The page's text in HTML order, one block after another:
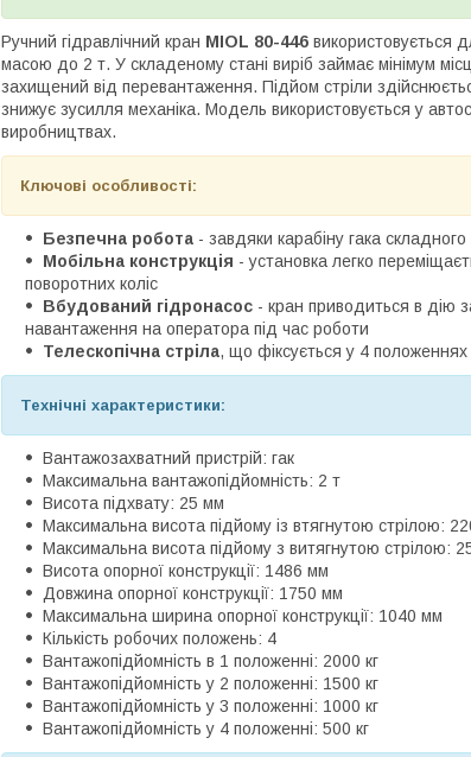
Ручний гідравлічний кран MIOL 80-446 використовується
масою до 2 т. У складеному стані виріб займає мінімум
захищений від перевантаження. Підйом стріли
знижує зусилля механіка. Модель використовується у
виробництвах.
Ключові особливості:
Безпечна робота - завдяки карабіну гака
Мобільна конструкція - установка легко
поворотних коліс
Вбудований гідронасос - кран приводиться в дію
навантаження на оператора під час роботи
Телескопічна стріла, що фіксується у 4 положеннях
Технічні характеристики:
Вантажозахватний пристрій: гак
Максимальна вантажопідйомність: 2 т
Висота підхвату: 25 мм
Максимальна висота підйому із втягнутою стрілою:
Максимальна висота підйому з витягнутою стрілою:
Висота опорної конструкції: 1486 мм
Довжина опорної конструкції: 1750 мм
Максимальна ширина опорної конструкції: 1040 мм
Кількість робочих положень: 4
Вантажопідйомність в 1 положенні: 2000 кг
Вантажопідйомність у 2 положенні: 1500 кг
Вантажопідйомність у 3 положенні: 1000 кг
Вантажопідйомність у 4 положенні: 500 кг